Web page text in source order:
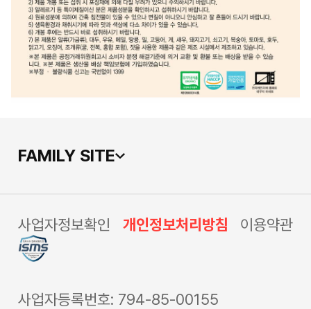
FAMILY SITE
사업자정보확인 개인정보처리방침 이용약관
사업자등록번호: 794-85-00155